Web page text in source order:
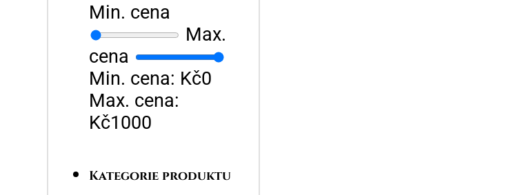
Min. cena
Max.
cena
Min. cena: Kč0
Max. cena:
Kč1000
Kategorie produktu